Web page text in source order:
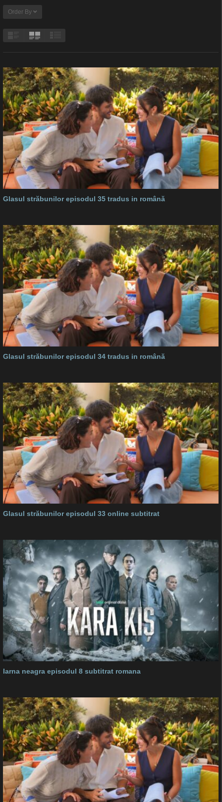
Order By
Glasul străbunilor episodul 35 tradus in română
Glasul străbunilor episodul 34 tradus in română
Glasul străbunilor episodul 33 online subtitrat
Iarna neagra episodul 8 subtitrat romana